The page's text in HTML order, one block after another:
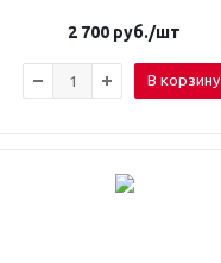
2 700 руб./шт
В корзину